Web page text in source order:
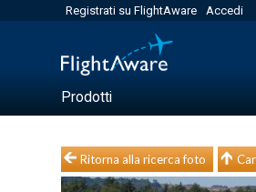
Registrati su FlightAware Accedi
Prodotti
Ritorna alla ricerca foto